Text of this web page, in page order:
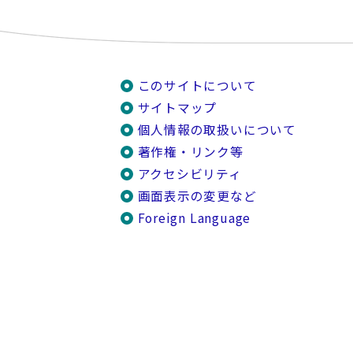
このサイトについて
サイトマップ
個人情報の取扱いについて
著作権・リンク等
アクセシビリティ
画面表示の変更など
Foreign Language